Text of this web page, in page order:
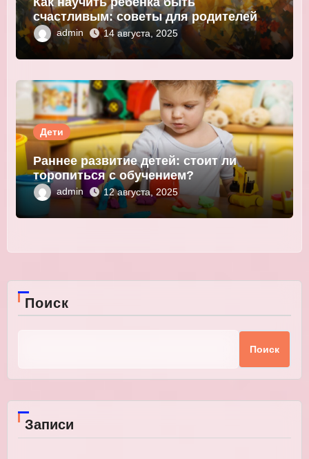
счастливым: советы для родителей и
педагогов
admin 14 августа, 2025
Дети
Раннее развитие детей: стоит ли
торопиться с обучением?
admin 12 августа, 2025
Поиск
Поиск
Записи